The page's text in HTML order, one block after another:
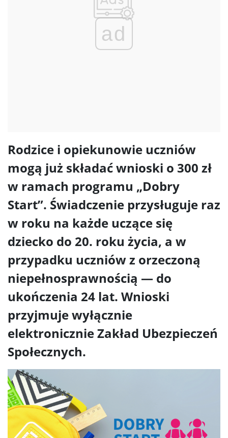
ad
Rodzice i opiekunowie uczniów
mogą już składać wnioski o 300 zł
w ramach programu „Dobry
Start”. Świadczenie przysługuje raz
w roku na każde uczące się
dziecko do 20. roku życia, a w
przypadku uczniów z orzeczoną
niepełnosprawnością — do
ukończenia 24 lat. Wnioski
przyjmuje wyłącznie
elektronicznie Zakład Ubezpieczeń
Społecznych.